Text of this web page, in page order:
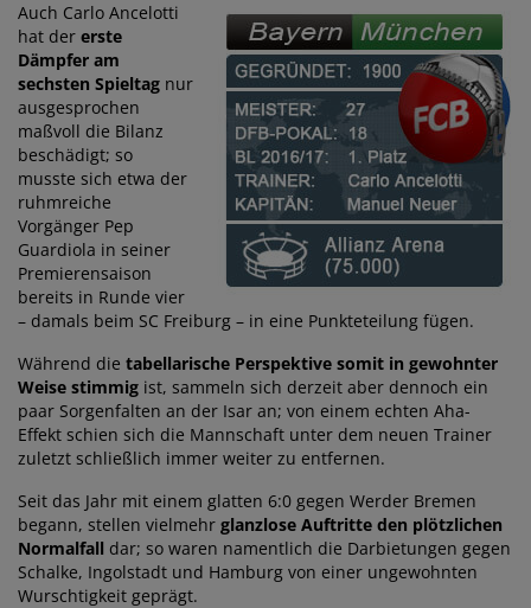
Auch Carlo Ancelotti
hat der erste
Dämpfer am
sechsten Spieltag nur
ausgesprochen
maßvoll die Bilanz
beschädigt; so
musste sich etwa der
ruhmreiche
Vorgänger Pep
Guardiola in seiner
Premierensaison
bereits in Runde vier
– damals beim SC Freiburg – in eine Punkteteilung fügen.
Während die tabellarische Perspektive somit in gewohnter
Weise stimmig ist, sammeln sich derzeit aber dennoch ein
paar Sorgenfalten an der Isar an; von einem echten Aha-
Effekt schien sich die Mannschaft unter dem neuen Trainer
zuletzt schließlich immer weiter zu entfernen.
Seit das Jahr mit einem glatten 6:0 gegen Werder Bremen
begann, stellen vielmehr glanzlose Auftritte den plötzlichen
Normalfall dar; so waren namentlich die Darbietungen gegen
Schalke, Ingolstadt und Hamburg von einer ungewohnten
Wurschtigkeit geprägt.